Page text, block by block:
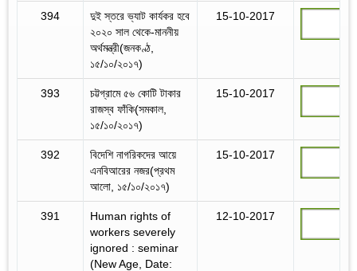
394
দুই স্তরে ভ্যাট কার্যকর হবে
২০২০ সাল থেকে-মাননীয়
অর্থমন্ত্রী(জনকণ্ঠ,
১৫/১০/২০১৭)
15-10-2017
393
চট্টগ্রামে ৫৬ কোটি টাকার
রাজস্ব ফাঁকি(সমকাল,
১৫/১০/২০১৭)
15-10-2017
392
বিদেশি নাগরিকদের আয়ে
এনবিআরের নজর(প্রথম
আলো, ১৫/১০/২০১৭)
15-10-2017
391
Human rights of
workers severely
ignored : seminar
(New Age, Date:
12-10-2017